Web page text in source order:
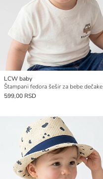
LCW baby
Štampani fedora šešir za bebe dečake
599,00 RSD